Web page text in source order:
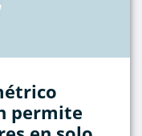
permite